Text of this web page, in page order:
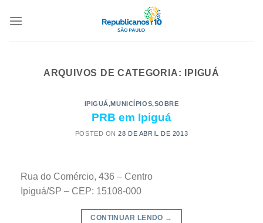
ARQUIVOS DE CATEGORIA: IPIGUÁ
IPIGUÁ,MUNICÍPIOS,SOBRE
PRB em Ipiguá
POSTED ON28 DE ABRIL DE 2013
Rua do Comércio, 436 – Centro
Ipiguá/SP – CEP: 15108-000
CONTINUAR LENDO →